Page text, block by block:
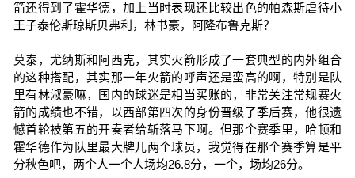
箭还得到了霍华德，加上当时表现还比较出色的帕森斯虐待小
王子泰伦斯琼斯贝弗利，林书豪，阿隆布鲁克斯？
莫泰，尤纳斯和阿西克，其实火箭形成了一套典型的内外组合
的这种搭配，其实那一年火箭的呼声还是蛮高的啊，特别是队
里有林淑豪嘛，国内的球迷是相当买账的，非常关注常规赛火
箭的成绩也不错，以西部第四次的身份晋级了季后赛，他很遗
憾首轮被第五的开奏者给斩落马下啊。但那个赛季里，哈顿和
霍华德作为队里最大牌儿两个球员，我觉得在那个赛季算是平
分秋色吧，两个人一个人场均26.8分，一个，场均26分。